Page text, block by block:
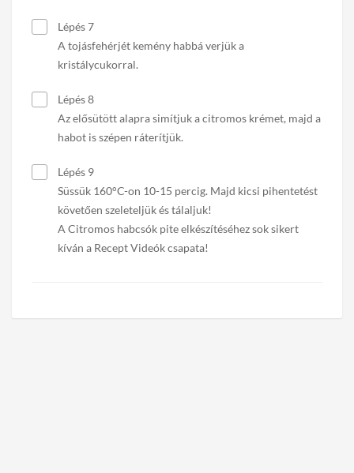
Lépés 7
A tojásfehérjét kemény habbá verjük a
kristálycukorral.
Lépés 8
Az elősütött alapra simítjuk a citromos krémet, majd a
habot is szépen ráterítjük.
Lépés 9
Süssük 160°C-on 10-15 percig. Majd kicsi pihentetést
követően szeleteljük és tálaljuk!
A Citromos habcsók pite elkészítéséhez sok sikert
kíván a Recept Videók csapata!